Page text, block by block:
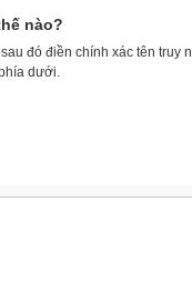
nào?
đó điền chính xác tên truy
dưới.